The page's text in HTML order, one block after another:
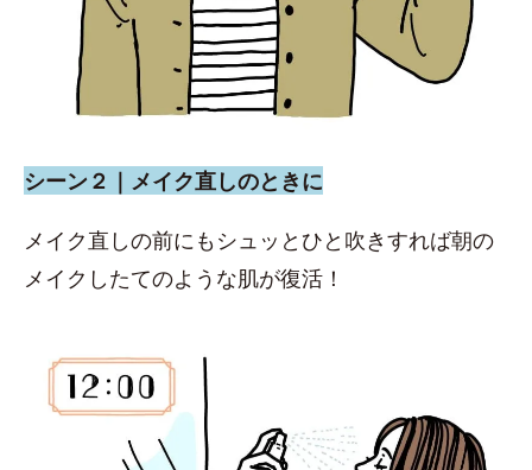
シーン２｜メイク直しのときに
メイク直しの前にもシュッとひと吹きすれば朝の
メイクしたてのような肌が復活！